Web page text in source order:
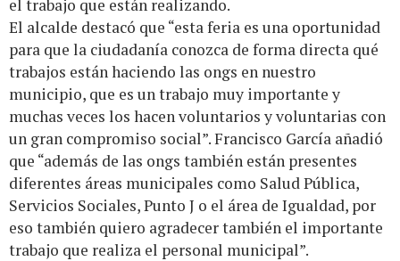
el trabajo que están realizando.
El alcalde destacó que “esta feria es una oportunidad
para que la ciudadanía conozca de forma directa qué
trabajos están haciendo las ongs en nuestro
municipio, que es un trabajo muy importante y
muchas veces los hacen voluntarios y voluntarias con
un gran compromiso social”. Francisco García añadió
que “además de las ongs también están presentes
diferentes áreas municipales como Salud Pública,
Servicios Sociales, Punto J o el área de Igualdad, por
eso también quiero agradecer también el importante
trabajo que realiza el personal municipal”.